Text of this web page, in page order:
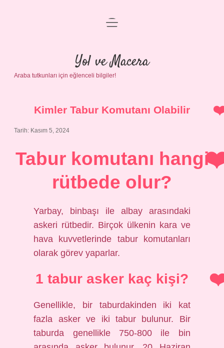
Anasayfa
Gizlilik Politikası
Yasal Uyarı
menüyü
Yol ve Macera
Araba tutkunları için eğlenceli bilgiler!
Kimler Tabur Komutanı Olabilir
Tarih: Kasım 5, 2024
Tabur komutanı hangi
rütbede olur?
Yarbay, binbaşı ile albay arasındaki
askeri rütbedir. Birçok ülkenin kara ve
hava kuvvetlerinde tabur komutanları
olarak görev yaparlar.
1 tabur asker kaç kişi?
Genellikle, bir taburdakinden iki kat
fazla asker ve iki tabur bulunur. Bir
taburda genellikle 750-800 ile bin